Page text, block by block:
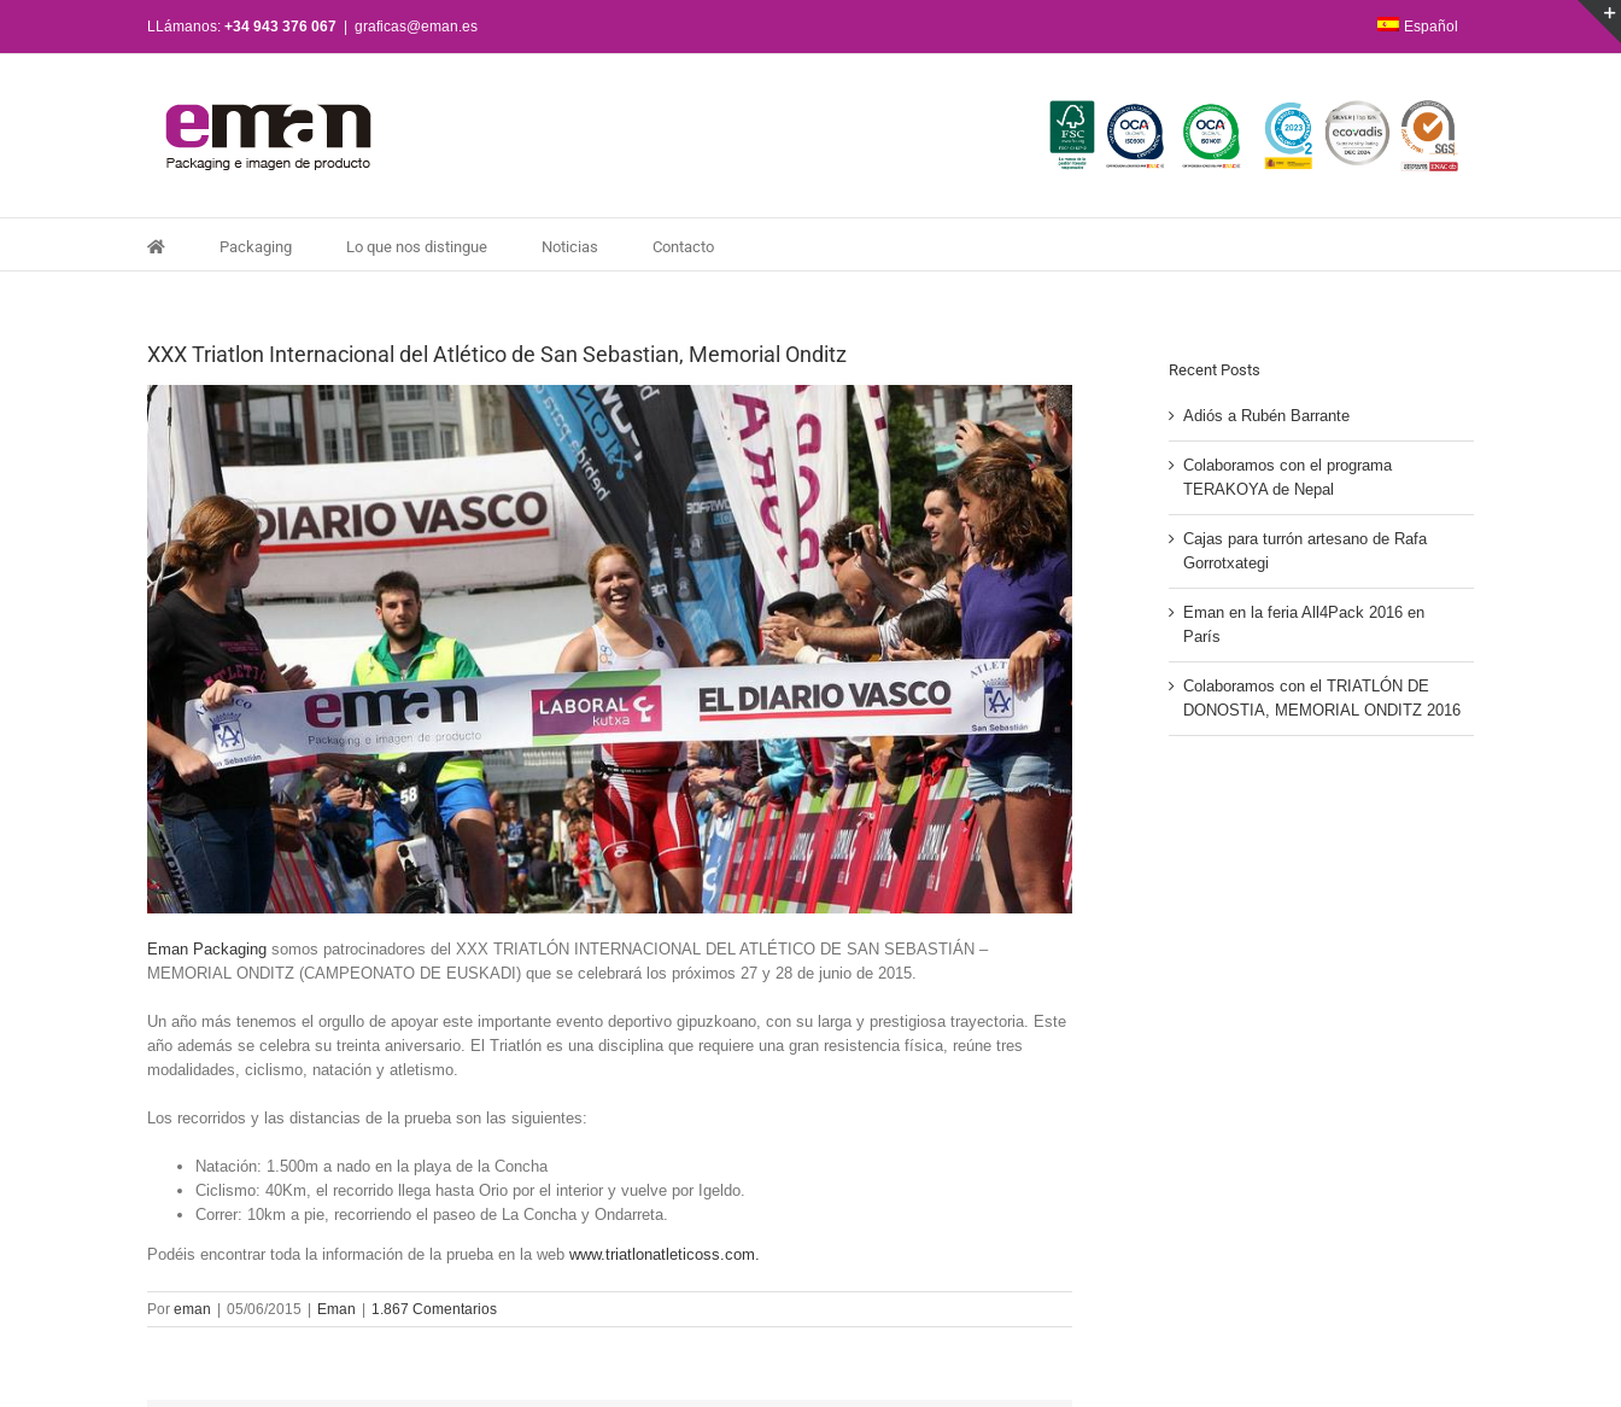
contenido
LLámanos: +34 943 376 067 graficas@eman.es Español
Packaging Lo que nos distingue Noticias Contacto
XXX Triatlon Internacional del Atlético de San Sebastian, Memorial Onditz
Eman Packaging somos patrocinadores del XXX TRIATLÓN INTERNACIONAL DEL ATLÉTICO DE SAN SEBASTIÁN –
MEMORIAL ONDITZ (CAMPEONATO DE EUSKADI) que se celebrará los próximos 27 y 28 de junio de 2015.
Un año más tenemos el orgullo de apoyar este importante evento deportivo gipuzkoano, con su larga y prestigiosa trayectoria. Este
año además se celebra su treinta aniversario. El Triatlón es una disciplina que requiere una gran resistencia física, reúne tres
modalidades, ciclismo, natación y atletismo.
Los recorridos y las distancias de la prueba son las siguientes:
Natación: 1.500m a nado en la playa de la Concha
Ciclismo: 40Km, el recorrido llega hasta Orio por el interior y vuelve por Igeldo.
Correr: 10km a pie, recorriendo el paseo de La Concha y Ondarreta.
Podéis encontrar toda la información de la prueba en la web www.triatlonatleticoss.com.
Por eman 05/06/2015 Eman 1.867 Comentarios
Recent Posts
Adiós a Rubén Barrante
Colaboramos con el programa
TERAKOYA de Nepal
Cajas para turrón artesano de Rafa
Gorrotxategi
Eman en la feria All4Pack 2016 en
París
Colaboramos con el TRIATLÓN DE
DONOSTIA, MEMORIAL ONDITZ 2016